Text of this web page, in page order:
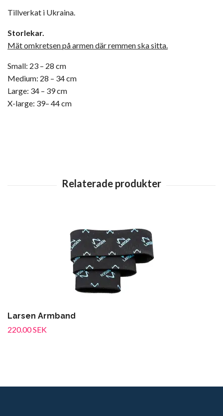
Tillverkat i Ukraina.
Storlekar.
Mät omkretsen på armen där remmen ska sitta.
Small: 23 – 28 cm
Medium: 28 – 34 cm
Large: 34 – 39 cm
X-large: 39– 44 cm
Larsen Armband
220.00 SEK